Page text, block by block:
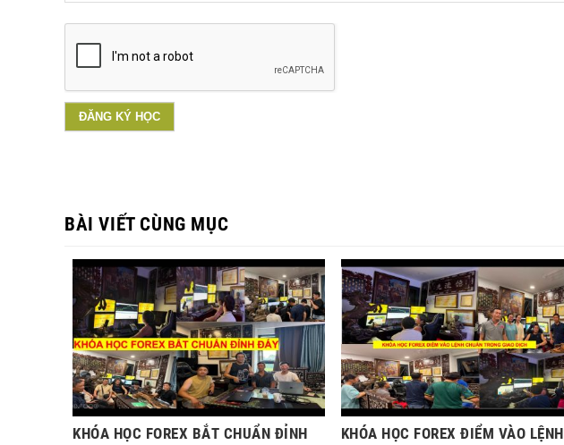
BÀI VIẾT CÙNG MỤC
KHÓA HỌC FOREX BẮT CHUẨN ĐỈNH
KHÓA HỌC FOREX ĐIỂM VÀO LỆNH